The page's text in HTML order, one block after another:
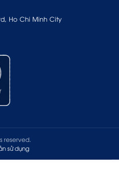
Ho Chi Minh City
reserved.
sử dụng